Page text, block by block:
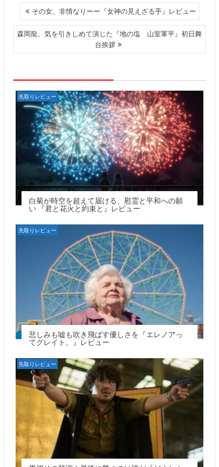
投
稿
ナ
ビ
ゲ
ョ
ン
その女、非情なりーー『女神の見えざる手』レビュー
森岡龍、気を引きしめて演じた『地の塩 山室軍平』初日舞
台挨拶
先取りレビュー
白菊が時空を超えて届ける、慰霊と平和への願
い 『君と花火と約束と』レビュー
先取りレビュー
悲しみも嘘も吹き飛ばす優しさを『エレノアっ
てグレイト。』レビュー
先取りレビュー